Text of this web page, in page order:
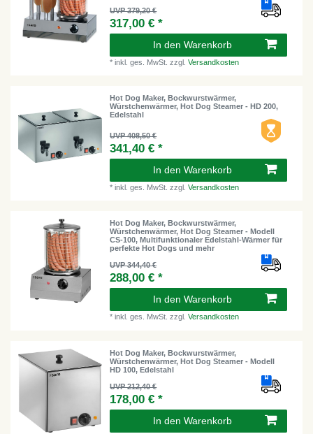
UVP 379,20 €
317,00 € *
In den Warenkorb
*inkl. ges. MwSt. zzgl.Versandkosten
Hot Dog Maker, Bockwurstwärmer,
Würstchenwärmer, Hot Dog Steamer - HD 200,
Edelstahl
UVP 408,50 €
341,40 € *
In den Warenkorb
*inkl. ges. MwSt. zzgl.Versandkosten
Hot Dog Maker, Bockwurstwärmer,
Würstchenwärmer, Hot Dog Steamer - Modell
CS-100, Multifunktionaler Edelstahl-Wärmer für
perfekte Hot Dogs und mehr
UVP 344,40 €
288,00 € *
In den Warenkorb
*inkl. ges. MwSt. zzgl.Versandkosten
Hot Dog Maker, Bockwurstwärmer,
Würstchenwärmer, Hot Dog Steamer - Modell
HD 100, Edelstahl
UVP 212,40 €
178,00 € *
In den Warenkorb